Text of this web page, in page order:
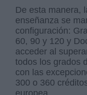
De esta manera,
enseñanza se
configuración:
60, 90 y 120 y
acceder al
todos los grados
con las
300 o 360
europea.